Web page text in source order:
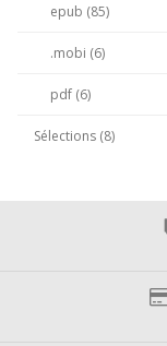
epub (85)
.mobi (6)
pdf (6)
Sélections (8)